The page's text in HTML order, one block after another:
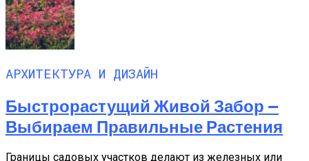
АРХИТЕКТУРА И ДИЗАЙН
Быстрорастущий Живой Забор —
Выбираем Правильные Растения
Границы садовых участков делают из железных или